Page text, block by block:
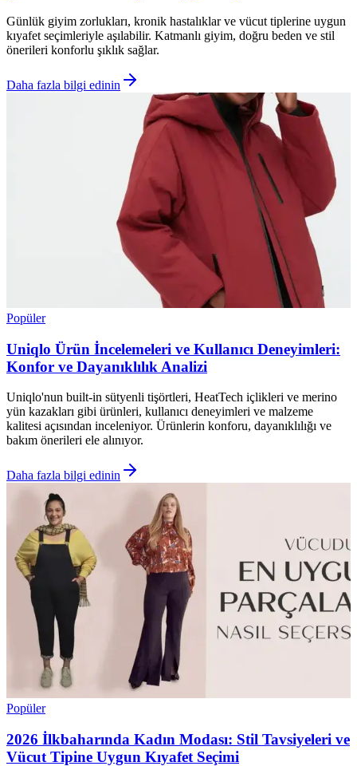
Günlük giyim zorlukları, kronik hastalıklar ve vücut tiplerine uygun
kıyafet seçimleriyle aşılabilir. Katmanlı giyim, doğru beden ve stil
önerileri konforlu şıklık sağlar.
Daha fazla bilgi edinin
Popüler
Uniqlo Ürün İncelemeleri ve Kullanıcı Deneyimleri:
Konfor ve Dayanıklılık Analizi
Uniqlo'nun built-in sütyenli tişörtleri, HeatTech içlikleri ve merino
yün kazakları gibi ürünleri, kullanıcı deneyimleri ve malzeme
kalitesi açısından inceleniyor. Ürünlerin konforu, dayanıklılığı ve
bakım önerileri ele alınıyor.
Daha fazla bilgi edinin
Popüler
2026 İlkbaharında Kadın Modası: Stil Tavsiyeleri ve
Vücut Tipine Uygun Kıyafet Seçimi